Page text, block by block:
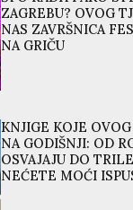
ZAGREBU? OVOG
NAS ZAVRŠNICA
NA GRIČU
KNJIGE KOJE
NA GODIŠNJI: OD
OSVAJAJU DO
NEĆETE MOĆI